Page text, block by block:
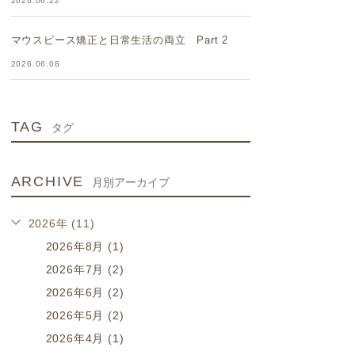
マウスピース矯正と日常生活の両立 Part 2
2026.06.08
TAG タグ
ARCHIVE 月別アーカイブ
2026年 (11)
2026年8月 (1)
2026年7月 (2)
2026年6月 (2)
2026年5月 (2)
2026年4月 (1)